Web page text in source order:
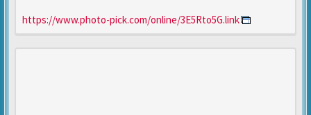
https://www.photo-pick.com/online/3E5Rto5G.link